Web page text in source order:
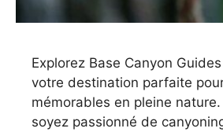
Explorez Base Canyon
votre destination parfaite
mémorables en pleine
soyez passionné de